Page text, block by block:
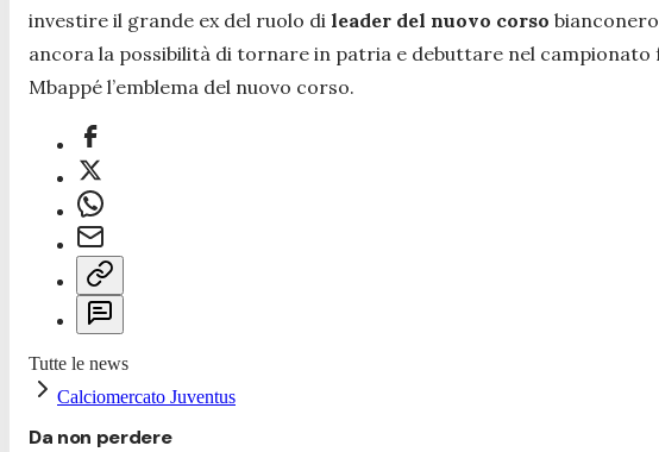
investire il grande ex del ruolo di leader del nuovo corso
ancora la possibilità di tornare in patria e debuttare nel campionato
Mbappé l’emblema del nuovo corso.
Tutte le news
Calciomercato Juventus
Da non perdere